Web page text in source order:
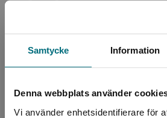
Samtycke Information
Denna webbplats använder
Vi använder enhetsidentifierare för
utsatthet. Första snön och Vad
de första böckerna i serien om de
Han arbetar främst med
illustrationer.
Sidantal: